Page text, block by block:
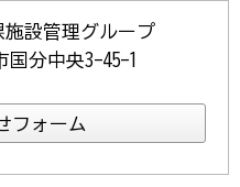
設管理グループ
国分中央3-45-1